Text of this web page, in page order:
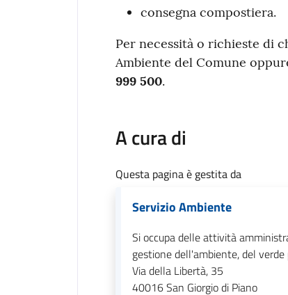
consegna compostiera.
Per necessità o richieste di
Ambiente del Comune
999 500.
A cura di
Questa pagina è gestita da
Servizio Ambiente
Si occupa delle attività
gestione dell'ambiente, del
Via della Libertà, 35
40016San Giorgio di Piano